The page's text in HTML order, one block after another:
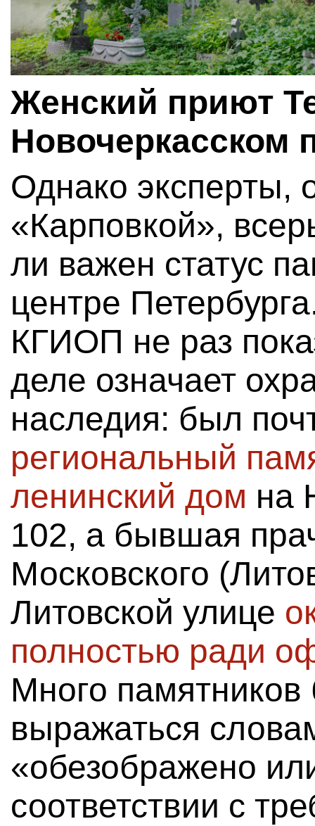
Женский приют
Новочеркасском
Однако эксперты,
«Карповкой»,
ли важен статус
центре
КГИОП не раз
деле означает
наследия: был
региональный
ленинский дом на
102, а бывшая
Московского
Литовской улице
полностью ради
Много
выражаться
«обезображено
соответствии с